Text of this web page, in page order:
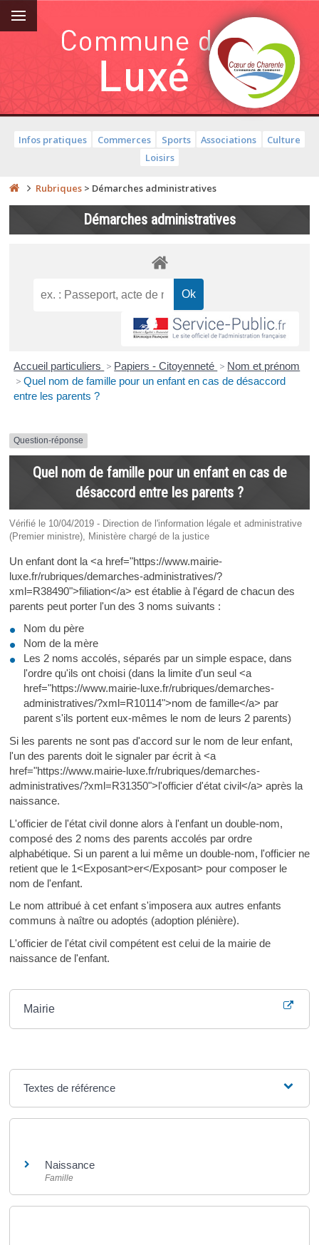
Infos pratiques Commerces Sports Associations
Culture
Loisirs
Rubriques > Démarches administratives
Démarches administratives
Accueil particuliers > Papiers - Citoyenneté > Nom et prénom
> Quel nom de famille pour un enfant en cas de désaccord
entre les parents ?
Question-réponse
Quel nom de famille pour un enfant en cas de
désaccord entre les parents ?
Vérifié le 10/04/2019 - Direction de l'information légale et administrative
(Premier ministre), Ministère chargé de la justice
Un enfant dont la <a href="https://www.mairie-
luxe.fr/rubriques/demarches-administratives/?
xml=R38490">filiation</a> est établie à l'égard de chacun des
parents peut porter l'un des 3 noms suivants :
Nom du père
Nom de la mère
Les 2 noms accolés, séparés par un simple espace, dans
l'ordre qu'ils ont choisi (dans la limite d'un seul <a
href="https://www.mairie-luxe.fr/rubriques/demarches-
administratives/?xml=R10114">nom de famille</a> par
parent s'ils portent eux-mêmes le nom de leurs 2 parents)
Si les parents ne sont pas d'accord sur le nom de leur enfant,
l'un des parents doit le signaler par écrit à <a
href="https://www.mairie-luxe.fr/rubriques/demarches-
administratives/?xml=R31350">l'officier d'état civil</a> après la
naissance.
L'officier de l'état civil donne alors à l'enfant un double-nom,
composé des 2 noms des parents accolés par ordre
alphabétique. Si un parent a lui même un double-nom, l'officier ne
retient que le 1<Exposant>er</Exposant> pour composer le
nom de l'enfant.
Le nom attribué à cet enfant s'imposera aux autres enfants
communs à naître ou adoptés (adoption plénière).
L'officier de l'état civil compétent est celui de la mairie de
naissance de l'enfant.
Mairie
Textes de référence
Naissance
Famille